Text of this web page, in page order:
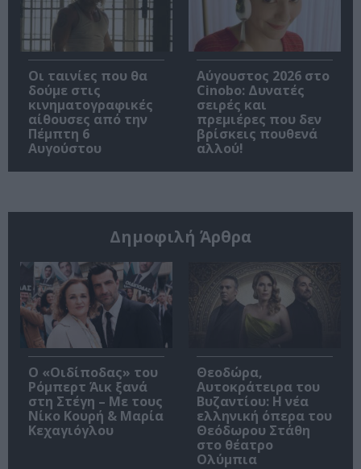
Οι ταινίες που θα
δούμε στις
κινηματογραφικές
αίθουσες από την
Πέμπτη 6
Αυγούστου
Αύγουστος 2026 στο
Cinobo: Δυνατές
σειρές και
πρεμιέρες που δεν
βρίσκεις πουθενά
αλλού!
Δημοφιλή Άρθρα
O «Οιδίποδας» του
Ρόμπερτ Άικ ξανά
στη Στέγη – Με τους
Νίκο Κουρή & Μαρία
Κεχαγιόγλου
Θεοδώρα,
Αυτοκράτειρα του
Βυζαντίου: Η νέα
ελληνική όπερα του
Θεόδωρου Στάθη
στο θέατρο
Ολύμπια